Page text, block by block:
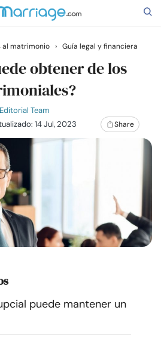
al matrimonio › Guía legal y financiera
obtener de los
Team
14 Jul, 2023 Share
puede mantener un